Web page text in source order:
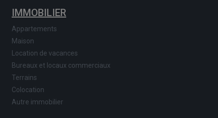
IMMOBILIER
Appartements
Maison
Location de vacances
Bureaux et locaux commerciaux
Terrains
Colocation
Autre immobilier